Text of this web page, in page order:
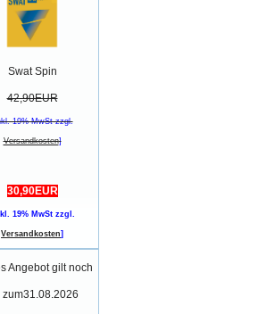
Swat Spin
42,90EUR
19% MwSt zzgl.
Versandkosten]
30,90EUR
19% MwSt zzgl.
Versandkosten]
Angebot gilt noch
zum31.08.2026